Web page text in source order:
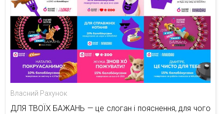
Власний Рахунок
ДЛЯ ТВОЇХ БАЖАНЬ — це слоган і пояснення, для чого